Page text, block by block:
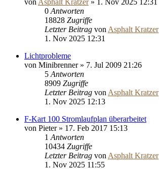
0 Antworten
18828 Zugriffe
Letzter Beitrag von Asphalt Kratzer
1. Nov 2025 12:31
Lichtprobleme
von Minibrenner» 7. Jul 2009 21:26
5 Antworten
8909 Zugriffe
Letzter Beitrag von Asphalt Kratzer
1. Nov 2025 12:13
F-Kart 100 Stromlaufplan überarbeitet
von Pieter» 17. Feb 2017 15:13
1 Antworten
10434 Zugriffe
Letzter Beitrag von Asphalt Kratzer
1. Nov 2025 11:55